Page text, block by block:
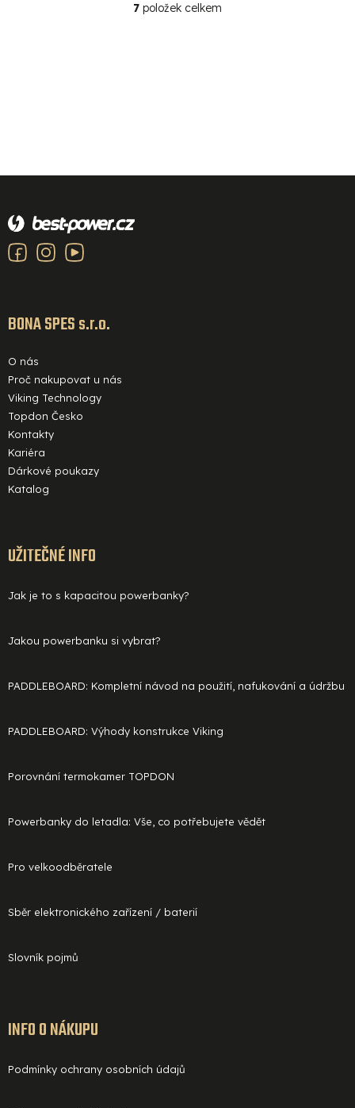
O
p
7 položek celkem
á
a
BONA SPES s.r.o.
O nás
Proč nakupovat u nás
Viking Technology
Topdon Česko
Kontakty
Kariéra
Dárkové poukazy
Katalog
UŽITEČNÉ INFO
Jak je to s kapacitou powerbanky?
Jakou powerbanku si vybrat?
PADDLEBOARD: Kompletní návod na použití, nafukování a údržbu
PADDLEBOARD: Výhody konstrukce Viking
Porovnání termokamer TOPDON
Powerbanky do letadla: Vše, co potřebujete vědět
Pro velkoodběratele
Sběr elektronického zařízení / baterií
Slovník pojmů
INFO O NÁKUPU
Podmínky ochrany osobních údajů